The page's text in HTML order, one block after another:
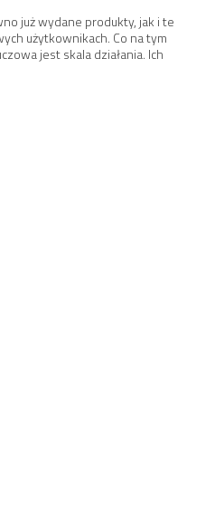
już wydane produkty, jak i te
użytkownikach. Co na tym
jest skala działania. Ich